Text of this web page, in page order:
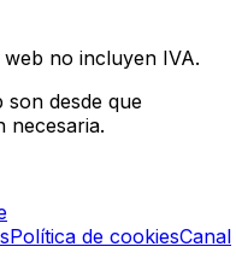
no incluyen IVA.
desde que
necesaria.
Política de cookiesCanal